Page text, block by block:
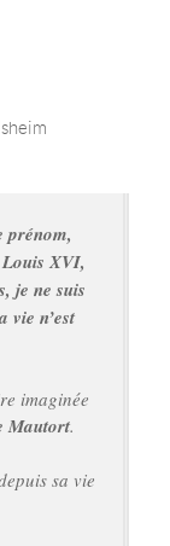
prénom,
XVI,
je ne suis
vie n’est
imaginée
Mautort.
sa vie